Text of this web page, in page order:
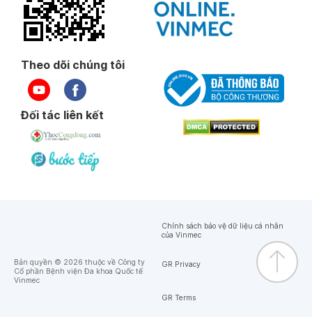
Theo dõi chúng tôi
Đối tác liên kết
Bản quyền © 2026 thuộc về Công ty
Cổ phần Bệnh viện Đa khoa Quốc tế
Vinmec
Chính sách bảo vệ dữ liệu cá nhân
của Vinmec
GR Privacy
GR Terms